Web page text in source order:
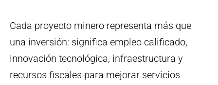
Cada proyecto minero representa más que
una inversión: significa empleo calificado,
innovación tecnológica, infraestructura y
recursos fiscales para mejorar servicios